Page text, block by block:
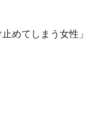
めてしまう女性」